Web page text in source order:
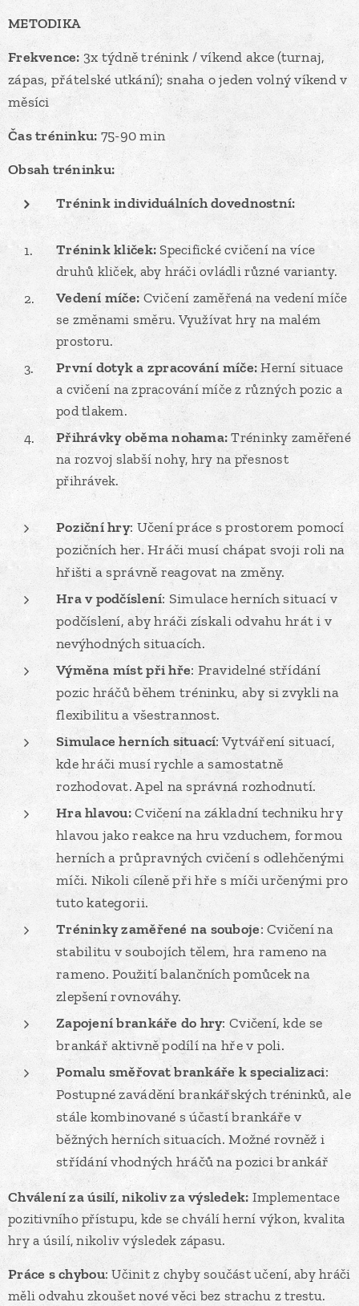
METODIKA
Frekvence:3x týdně trénink / víkend akce (turnaj,
zápas, přátelské utkání); snaha o jeden volný víkend v
měsíci
Čas tréninku: 75-90 min
Obsah tréninku:
Trénink individuálních dovednostní:
Trénink kliček:Specifické cvičení na více
druhů kliček, aby hráči ovládli různé varianty.
Vedení míče: Cvičení zaměřená na vedení míče
se změnami směru. Využívat hry na malém
prostoru.
První dotyk a zpracování míče:Herní situace
a cvičení na zpracování míče z různých pozic a
pod tlakem.
Přihrávky oběma nohama:Tréninky zaměřené
na rozvoj slabší nohy, hry na přesnost
přihrávek.
Poziční hry: Učení práce s prostorem pomocí
pozičních her. Hráči musí chápat svoji roli na
hřišti a správně reagovat na změny.
Hra v podčíslení: Simulace herních situací v
podčíslení, aby hráči získali odvahu hrát i v
nevýhodných situacích.
Výměna míst při hře: Pravidelné střídání
pozic hráčů během tréninku, aby si zvykli na
flexibilitu a všestrannost.
Simulace herních situací: Vytváření situací,
kde hráči musí rychle a samostatně
rozhodovat. Apel na správná rozhodnutí.
Hra hlavou:Cvičení na základní techniku hry
hlavou jako reakce na hru vzduchem, formou
herních a průpravných cvičení s odlehčenými
míči. Nikoli cíleně při hře s míči určenými pro
tuto kategorii.
Tréninky zaměřené na souboje: Cvičení na
stabilitu v soubojích tělem, hra rameno na
rameno. Použití balančních pomůcek na
zlepšení rovnováhy.
Zapojení brankáře do hry: Cvičení, kde se
brankář aktivně podílí na hře v poli.
Pomalu směřovat brankáře k specializaci:
Postupné zavádění brankářských tréninků, ale
stále kombinované s účastí brankáře v
běžných herních situacích. Možné rovněž i
střídání vhodných hráčů na pozici brankář
Chválení za úsilí, nikoliv za výsledek: Implementace
pozitivního přístupu, kde se chválí herní výkon, kvalita
hry a úsilí, nikoliv výsledek zápasu.
Práce s chybou: Učinit z chyby součást učení, aby hráči
měli odvahu zkoušet nové věci bez strachu z trestu.